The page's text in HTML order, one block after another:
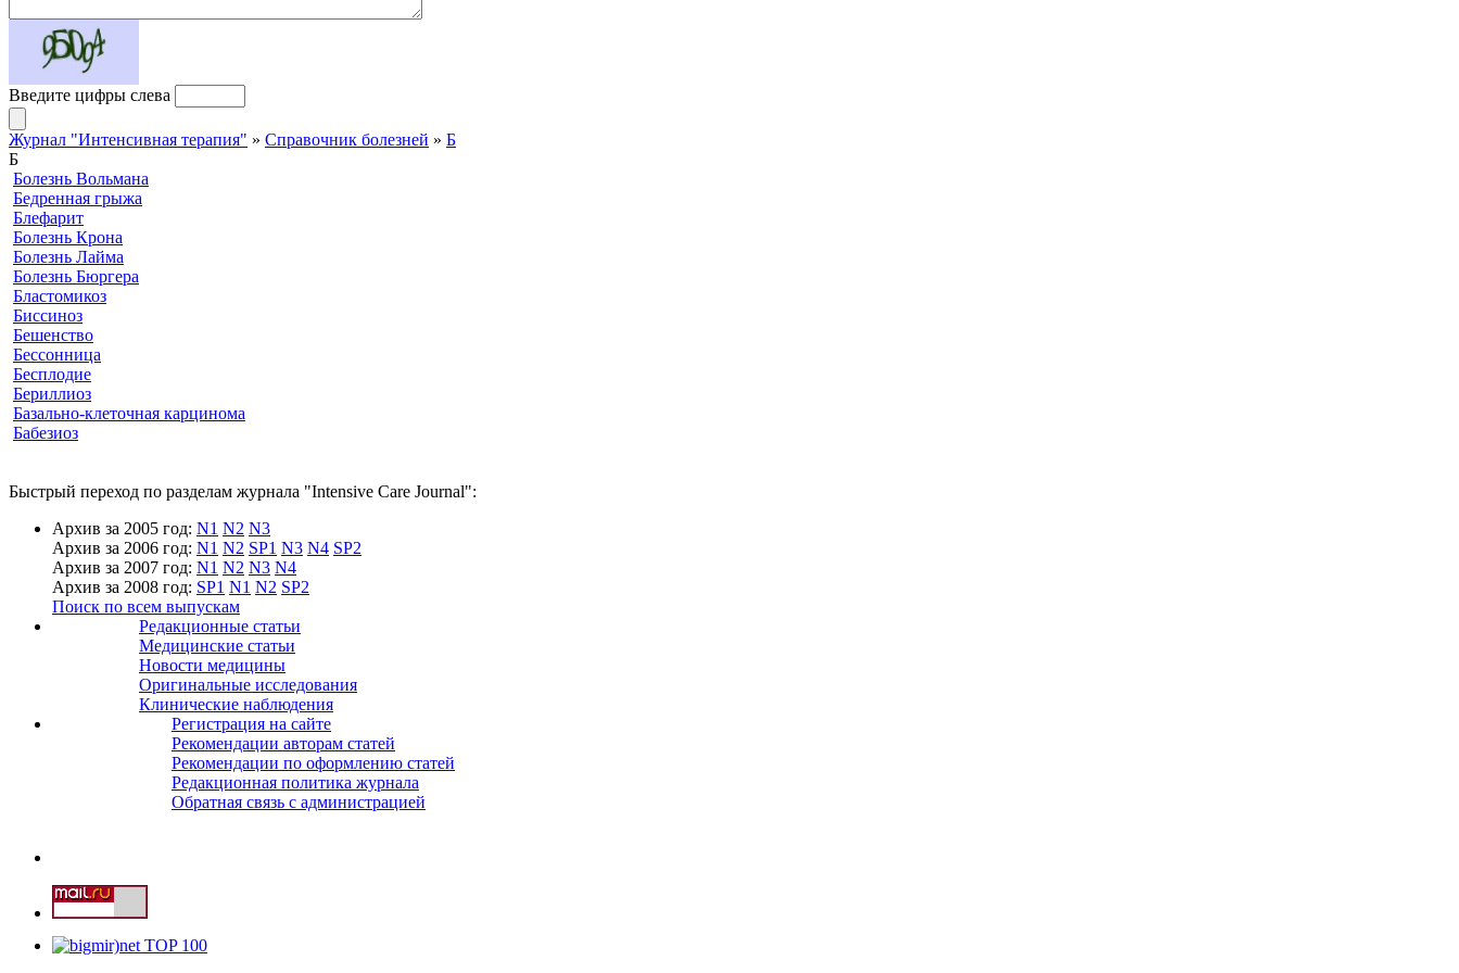
Введите цифры слева
Журнал "Интенсивная терапия" » Справочник болезней » Б
Б
Болезнь Вольмана
Бедренная грыжа
Блефарит
Болезнь Крона
Болезнь Лайма
Болезнь Бюргера
Бластомикоз
Биссиноз
Бешенство
Бессонница
Бесплодие
Бериллиоз
Базально-клеточная карцинома
Бабезиоз
Быстрый переход по разделам журнала "Intensive Care Journal":
Архив за 2005 год: N1 N2 N3
Архив за 2006 год: N1 N2 SP1 N3 N4 SP2
Архив за 2007 год: N1 N2 N3 N4
Архив за 2008 год: SP1 N1 N2 SP2
Поиск по всем выпускам
Редакционные статьи
Медицинские статьи
Новости медицины
Оригинальные исследования
Клинические наблюдения
Регистрация на сайте
Рекомендации авторам статей
Рекомендации по оформлению статей
Редакционная политика журнала
Обратная связь с администрацией